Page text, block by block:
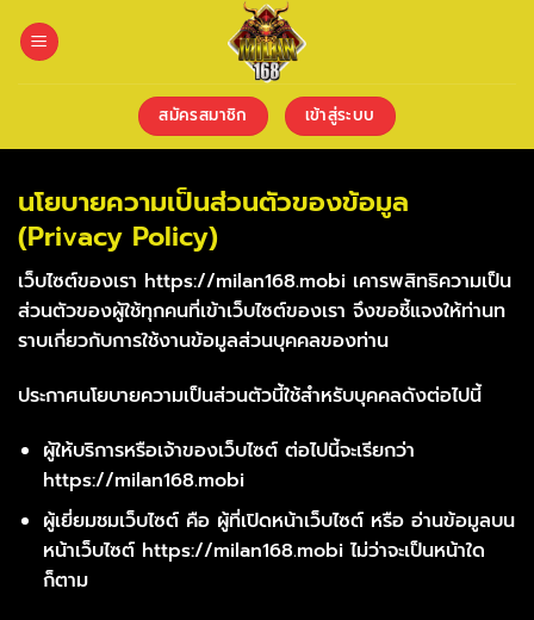
สมัครสมาชิก เข้าสู่ระบบ
นโยบายความเป็นส่วนตัวของข้อมูล
(Privacy Policy)
เว็บไซต์ของเรา https://milan168.mobi เคารพสิทธิความเป็น
ส่วนตัวของผู้ใช้ทุกคนที่เข้าเว็บไซต์ของเรา จึงขอชี้แจงให้ท่านท
ราบเกี่ยวกับการใช้งานข้อมูลส่วนบุคคลของท่าน
ประกาศนโยบายความเป็นส่วนตัวนี้ใช้สำหรับบุคคลดังต่อไปนี้
ผู้ให้บริการหรือเจ้าของเว็บไซต์ ต่อไปนี้จะเรียกว่า
https://milan168.mobi
ผู้เยี่ยมชมเว็บไซต์ คือ ผู้ที่เปิดหน้าเว็บไซต์ หรือ อ่านข้อมูลบน
หน้าเว็บไซต์ https://milan168.mobi ไม่ว่าจะเป็นหน้าใด
ก็ตาม